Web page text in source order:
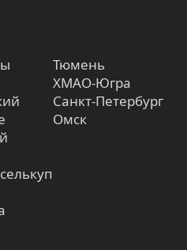
Тюмень
ХМАО-Югра
Санкт-Петербург
Омск